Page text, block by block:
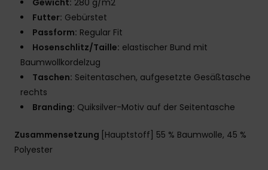
Gewicht: 280 g/m2
Futter: Gebürstet
Passform: Regular Fit
Hosenschlitz/Taille: elastischer Bund mit
Baumwollkordelzug
Taschen: Seitentaschen, aufgesetzte Gesäßtasche
rechts
Branding: Quiksilver-Motiv auf der Seitentasche
Zusammensetzung [Hauptstoff] 55 % Baumwolle, 45 %
Polyester